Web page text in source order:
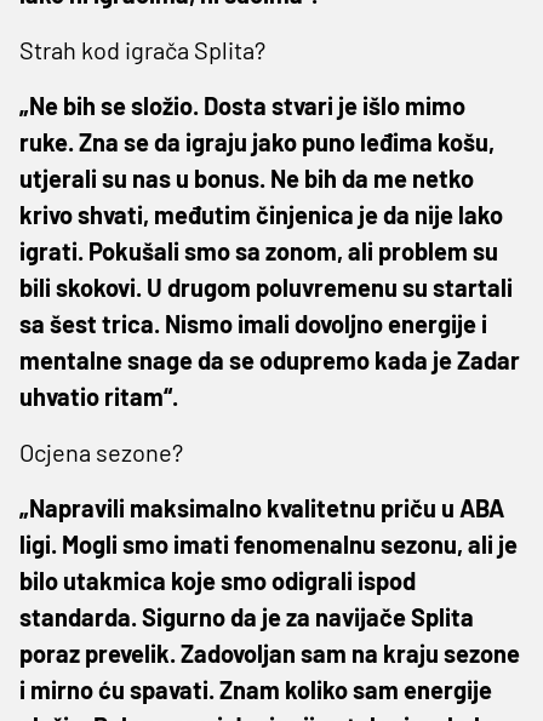
Strah kod igrača Splita?
„Ne bih se složio. Dosta stvari je išlo mimo
ruke. Zna se da igraju jako puno leđima košu,
utjerali su nas u bonus. Ne bih da me netko
krivo shvati, međutim činjenica je da nije lako
igrati. Pokušali smo sa zonom, ali problem su
bili skokovi. U drugom poluvremenu su startali
sa šest trica. Nismo imali dovoljno energije i
mentalne snage da se odupremo kada je Zadar
uhvatio ritam“.
Ocjena sezone?
„Napravili maksimalno kvalitetnu priču u ABA
ligi. Mogli smo imati fenomenalnu sezonu, ali je
bilo utakmica koje smo odigrali ispod
standarda. Sigurno da je za navijače Splita
poraz prevelik. Zadovoljan sam na kraju sezone
i mirno ću spavati. Znam koliko sam energije